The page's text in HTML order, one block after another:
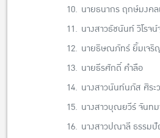
10. นายธนากร ฤกษ์มงคล
11. นางสาวธัชนันท์ วิโรจ
12. นายธิษณภัทร์ ยิ้มเจริ
13. นายธีรศักดิ์ คำลือ
14. นางสาวนันท์นภัส ศิระ
15. นางสาวบุณยวีร์ จันท
16. นางสาวปณาลี ธรรม